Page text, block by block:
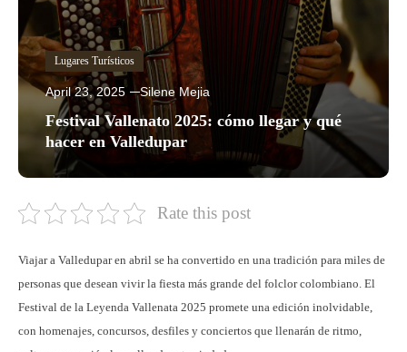
Lugares Turísticos
April 23, 2025 Silene Mejia
Festival Vallenato 2025: cómo llegar y qué
hacer en Valledupar
Rate this post
Viajar a Valledupar en abril se ha convertido en una tradición para miles de
personas que desean vivir la fiesta más grande del folclor colombiano. El
Festival de la Leyenda Vallenata 2025 promete una edición inolvidable,
con homenajes, concursos, desfiles y conciertos que llenarán de ritmo,